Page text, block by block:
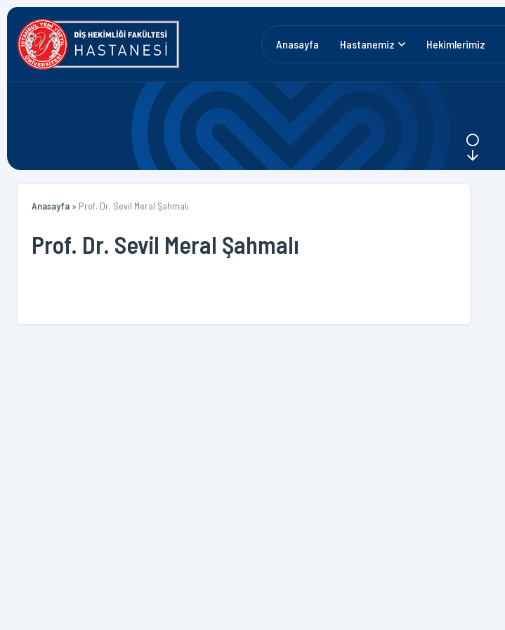
Anasayfa Hastanemiz Hekimlerimiz
Anasayfa » Prof. Dr. Sevil Meral Şahmalı
Prof. Dr. Sevil Meral Şahmalı